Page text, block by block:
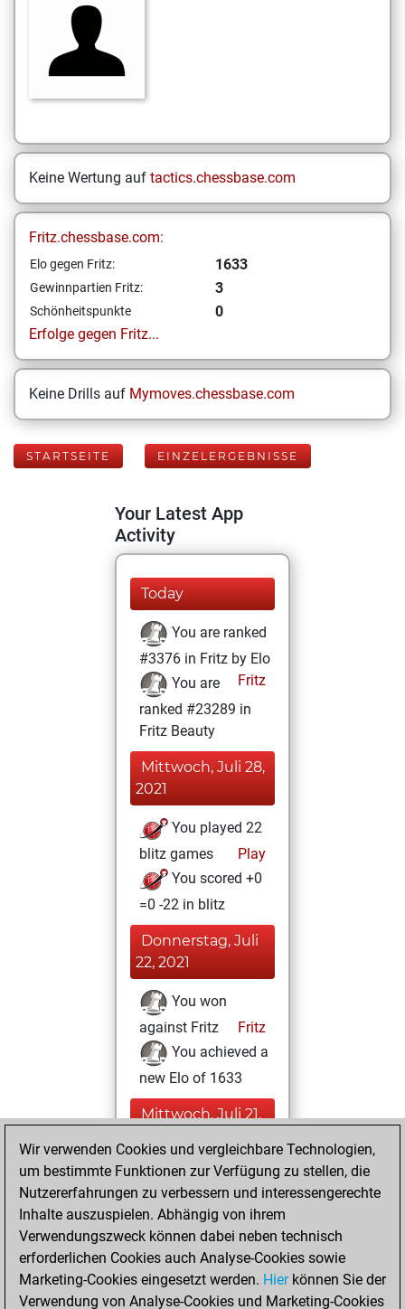
Keine Wertung auf tactics.chessbase.com
Fritz.chessbase.com:
Elo gegen Fritz: 1633
Gewinnpartien Fritz: 3
Schönheitspunkte
0
Erfolge gegen Fritz...
Keine Drills auf Mymoves.chessbase.com
STARTSEITE EINZELERGEBNISSE
Your Latest App
Activity
Today
You are ranked
#3376 in Fritz by Elo
Fritz
You are
ranked #23289 in
Fritz Beauty
Mittwoch, Juli 28,
2021
You played 22
blitz games
Play
You scored +0
=0 -22 in blitz
Donnerstag, Juli
22, 2021
You won
against Fritz
Fritz
You achieved a
new Elo of 1633
Mittwoch, Juli 21,
You played 4
slow games
Play
You scored +0
=0 -4 in slow games
Freitag, Juli 16,
Wir verwenden Cookies und vergleichbare Technologien,
um bestimmte Funktionen zur Verfügung zu stellen, die
Nutzererfahrungen zu verbessern und interessengerechte
Inhalte auszuspielen. Abhängig von ihrem
Verwendungszweck können dabei neben technisch
erforderlichen Cookies auch Analyse-Cookies sowie
Marketing-Cookies eingesetzt werden. Hierkönnen Sie der
Verwendung von Analyse-Cookies und Marketing-Cookies